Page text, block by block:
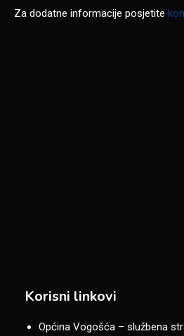
Za dodatne informacije posjetite
Korisni linkovi
Općina Vogošća – službena